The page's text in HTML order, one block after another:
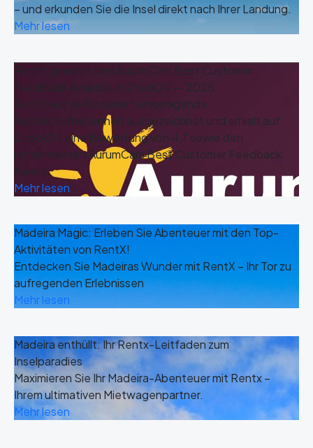
– und erkunden Sie die Insel direkt nach Ihrer Landung.
Mehr lesen
RentX gewinnt den AurumCars Best Customer
Feedback Award auf Check24 — 2025
RentX wurde für seine hervorragende
Kundenzufriedenheit ausgezeichnet und erhielt auf
Check24 eine Bewertung von 4,7 sowie den
renommierten AurumCars Best Customer Feedback
Award.
Mehr lesen
Madeira Magic: Erleben Sie Abenteuer mit den Top-
Aktivitäten von RentX!
Entdecken Sie Madeiras Wunder mit RentX – Ihr Tor zu
aufregenden Erlebnissen
Mehr lesen
Madeira enthüllt: Ihr Rentx-Leitfaden zum
Inselparadies
Maximieren Sie Ihr Madeira-Abenteuer mit Rentx –
Ihrem ultimativen Mietwagenpartner.
Mehr lesen